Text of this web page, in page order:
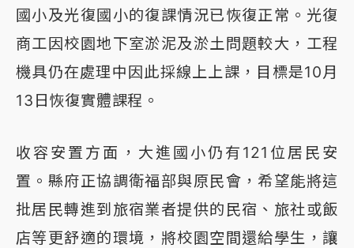
國小及光復國小的復課情況已恢復正常。光復
商工因校園地下室淤泥及淤土問題較大，工程
機具仍在處理中因此採線上上課，目標是10月
13日恢復實體課程。
收容安置方面，大進國小仍有121位居民安
置。縣府正協調衛福部與原民會，希望能將這
批居民轉進到旅宿業者提供的民宿、旅社或飯
店等更舒適的環境，將校園空間還給學生，讓